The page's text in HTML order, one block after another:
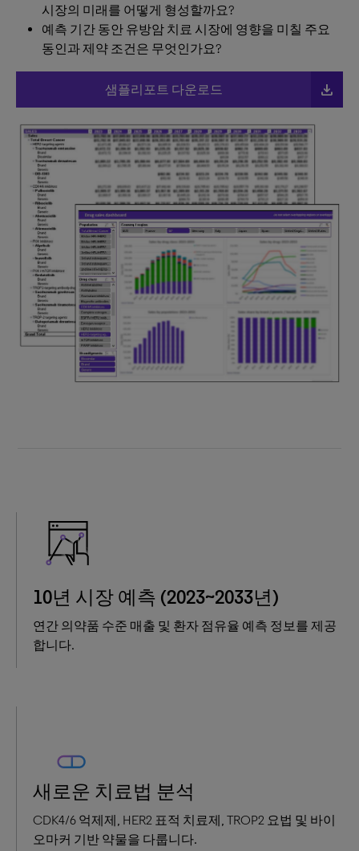
시장의 미래를 어떻게 형성할까요?
예측 기간 동안 유방암 치료 시장에 영향을 미칠 주요
동인과 제약 조건은 무엇인가요?
샘플리포트 다운로드 file_download
10년 시장 예측 (2023~2033년)
연간 의약품 수준 매출 및 환자 점유율 예측 정보를 제공
합니다.
새로운 치료법 분석
CDK4/6 억제제, HER2 표적 치료제, TROP2 요법 및 바이
오마커 기반 약물을 다룹니다.